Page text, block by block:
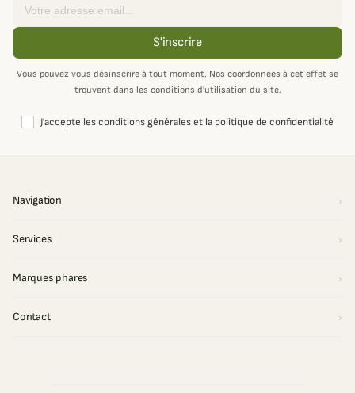
S'inscrire
Vous pouvez vous désinscrire à tout moment. Nos coordonnées à cet effet se
trouvent dans les conditions d’utilisation du site.
J'accepte les conditions générales et la politique de confidentialité
Navigation
Services
Marques phares
Contact